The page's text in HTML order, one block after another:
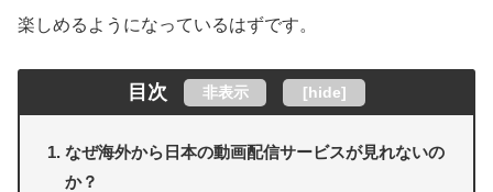
楽しめるようになっているはずです。
目次 非表示 [hide]
なぜ海外から日本の動画配信サービスが見れないの
か？